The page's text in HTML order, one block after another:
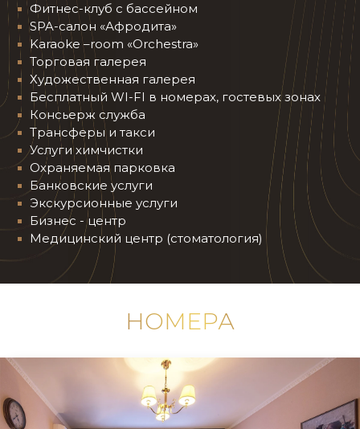
Фитнес-клуб с бассейном
SPA-салон «Афродита»
Karaoke –room «Orchestra»
Торговая галерея
Художественная галерея
Бесплатный WI-FI в номерах, гостевых зонах
Консьерж служба
Трансферы и такси
Услуги химчистки
Охраняемая парковка
Банковские услуги
Экскурсионные услуги
Бизнес - центр
Медицинский центр (стоматология)
НОМЕРА